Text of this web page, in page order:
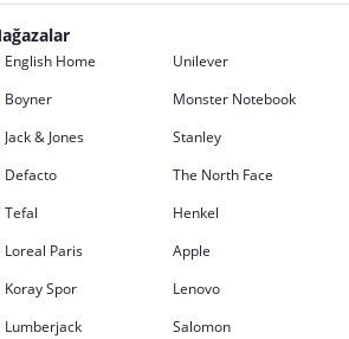
English Home
Unilever
Boyner
Monster Notebook
Jack & Jones
Stanley
Defacto
The North Face
Tefal
Henkel
Loreal Paris
Apple
Koray Spor
Lenovo
Lumberjack
Salomon